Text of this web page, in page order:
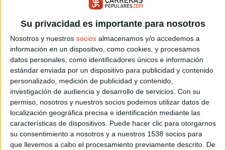
Su privacidad es importante para nosotros
Nosotros y nuestros socios almacenamos y/o accedemos a
información en un dispositivo, como cookies, y procesamos
datos personales, como identificadores únicos e información
estándar enviada por un dispositivo para publicidad y contenido
personalizado, medición de publicidad y contenido,
investigación de audiencia y desarrollo de servicios. Con su
permiso, nosotros y nuestros socios podemos utilizar datos de
localización geográfica precisa e identificación mediante las
características de dispositivos. Puede hacer clic para otorgarnos
su consentimiento a nosotros y a nuestros 1538 socios para
que llevemos a cabo el procesamiento previamente descrito. De
04/10/2026
17/10/2026
IV 24H